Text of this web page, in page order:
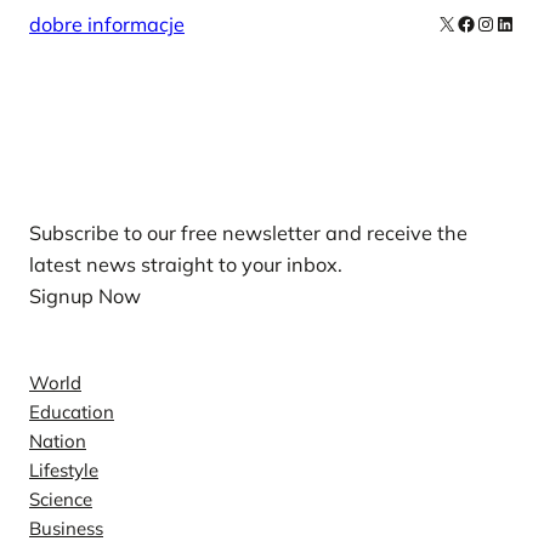
dobre informacje X Facebook
Subscribe to our free newsletter and receive the
latest news straight to your inbox.
Signup Now
World
Education
Nation
Lifestyle
Science
Business